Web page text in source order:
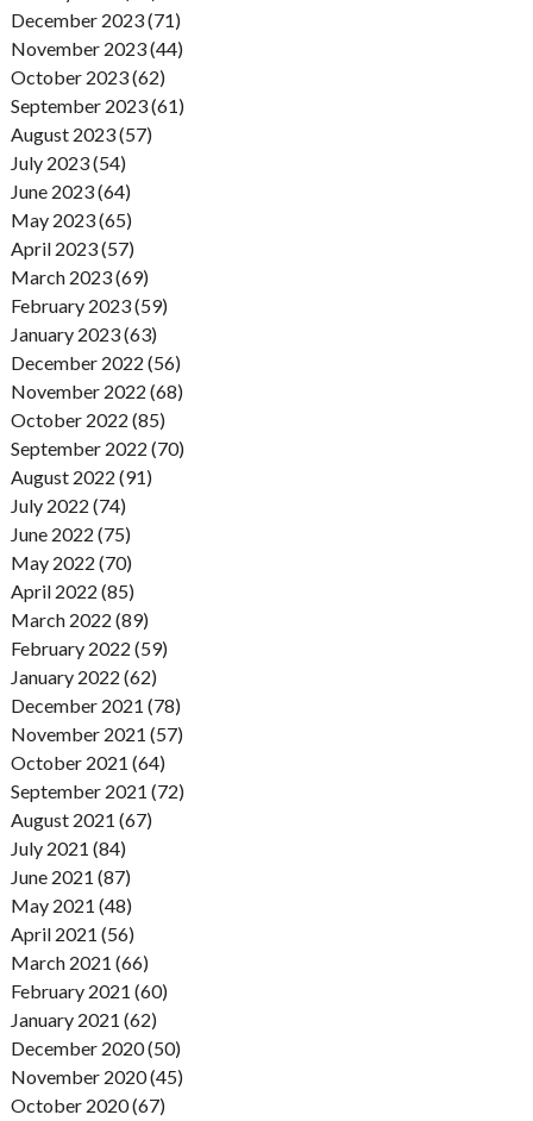
December 2023 (71)
November 2023 (44)
October 2023 (62)
September 2023 (61)
August 2023 (57)
July 2023 (54)
June 2023 (64)
May 2023 (65)
April 2023 (57)
March 2023 (69)
February 2023 (59)
January 2023 (63)
December 2022 (56)
November 2022 (68)
October 2022 (85)
September 2022 (70)
August 2022 (91)
July 2022 (74)
June 2022 (75)
May 2022 (70)
April 2022 (85)
March 2022 (89)
February 2022 (59)
January 2022 (62)
December 2021 (78)
November 2021 (57)
October 2021 (64)
September 2021 (72)
August 2021 (67)
July 2021 (84)
June 2021 (87)
May 2021 (48)
April 2021 (56)
March 2021 (66)
February 2021 (60)
January 2021 (62)
December 2020 (50)
November 2020 (45)
October 2020 (67)